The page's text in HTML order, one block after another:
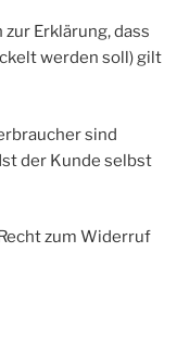
Erklärung, dass
werden soll) gilt
sind
der Kunde selbst
zum Widerruf